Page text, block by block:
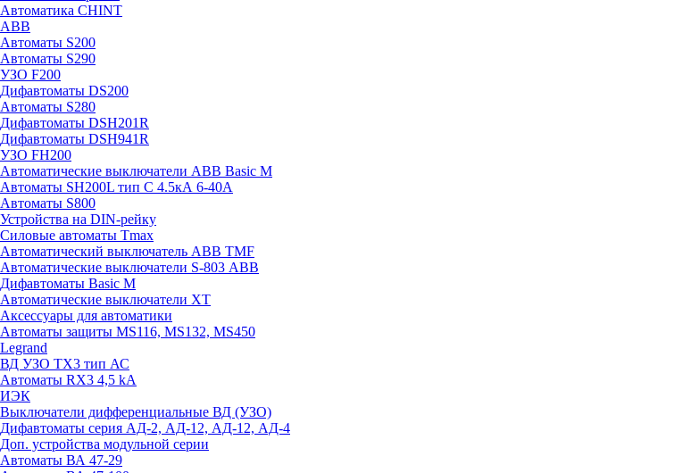
Автоматика CHINT
ABB
Автоматы S200
Автоматы S290
УЗО F200
Дифавтоматы DS200
Автоматы S280
Дифавтоматы DSH201R
Дифавтоматы DSH941R
УЗО FH200
Автоматические выключатели ABB Basic M
Автоматы SH200L тип С 4.5кА 6-40А
Автоматы S800
Устройства на DIN-рейку
Силовые автоматы Tmax
Автоматический выключатель ABB TMF
Автоматические выключатели S-803 АВВ
Дифавтоматы Basic M
Автоматические выключатели XT
Аксессуары для автоматики
Автоматы защиты MS116, MS132, MS450
Legrand
ВД УЗО TX3 тип АС
Автоматы RX3 4,5 kA
ИЭК
Выключатели дифференциальные ВД (УЗО)
Дифавтоматы серия АД-2, АД-12, АД-12, АД-4
Доп. устройства модульной серии
Автоматы ВА 47-29